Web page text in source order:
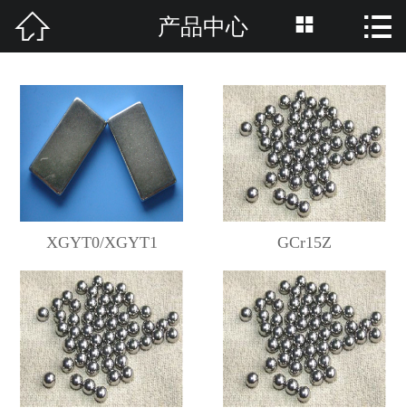
ENGLISH
公司简介
产品中心
新闻资讯
在线留言
联系方式
 产品中心  
XGYT0/XGYT1 GCr15Z